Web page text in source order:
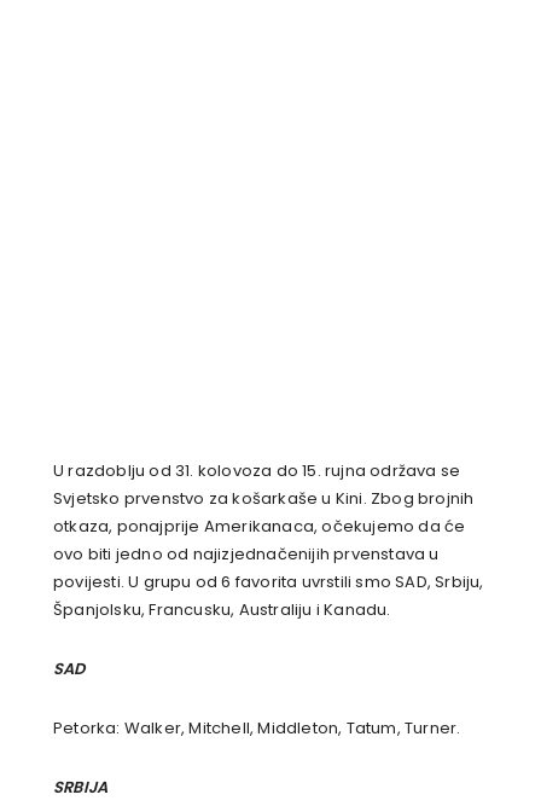
U razdoblju od 31. kolovoza do 15. rujna održava se
Svjetsko prvenstvo za košarkaše u Kini. Zbog brojnih
otkaza, ponajprije Amerikanaca, očekujemo da će
ovo biti jedno od najizjednačenijih prvenstava u
povijesti. U grupu od 6 favorita uvrstili smo SAD, Srbiju,
Španjolsku, Francusku, Australiju i Kanadu.
SAD
Petorka: Walker, Mitchell, Middleton, Tatum, Turner.
SRBIJA